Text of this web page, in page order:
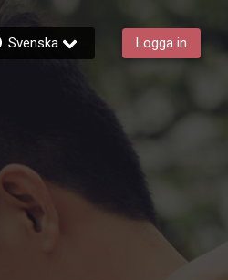
Svenska Logga in